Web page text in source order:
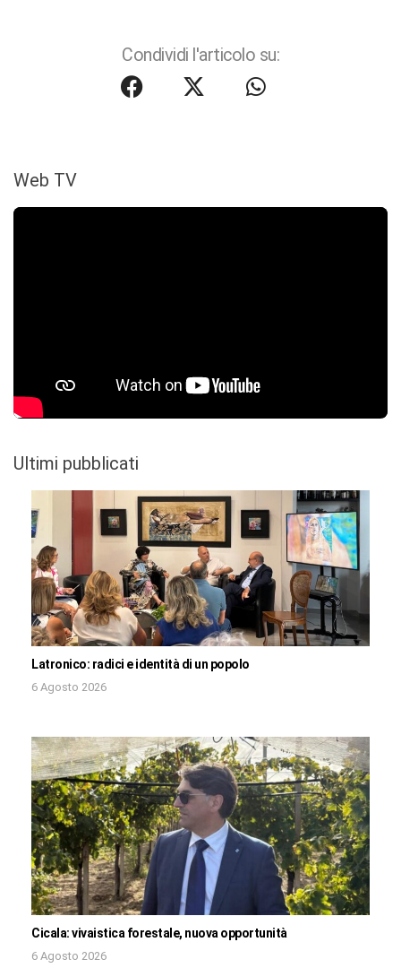
Condividi l'articolo su:
Web TV
Ultimi pubblicati
Latronico: radici e identità di un popolo
6 Agosto 2026
Cicala: vivaistica forestale, nuova opportunità
6 Agosto 2026